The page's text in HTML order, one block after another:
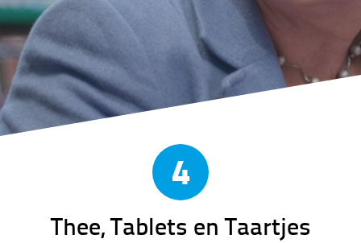
4
Thee, Tablets en Taartjes